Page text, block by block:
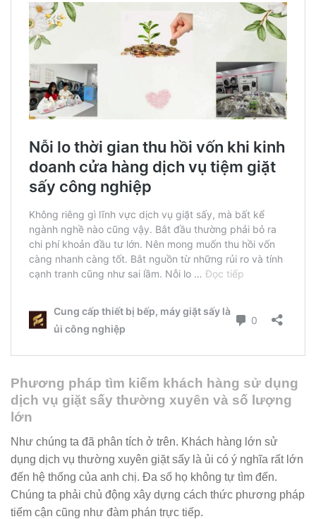
Phương pháp tìm kiếm khách hàng sử dụng
dịch vụ giặt sấy thường xuyên và số lượng
lớn
Như chúng ta đã phân tích ở trên. Khách hàng lớn sử
dụng dịch vụ thường xuyên giặt sấy là ủi có ý nghĩa rất lớn
đến hệ thống của anh chị. Đa số họ không tự tìm đến.
Chúng ta phải chủ động xây dựng cách thức phương pháp
tiếm cận cũng như đàm phán trực tiếp.